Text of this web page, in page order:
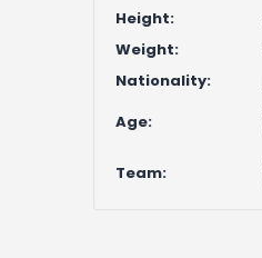
Height:
Weight:
Nationality:
Age:
Team: